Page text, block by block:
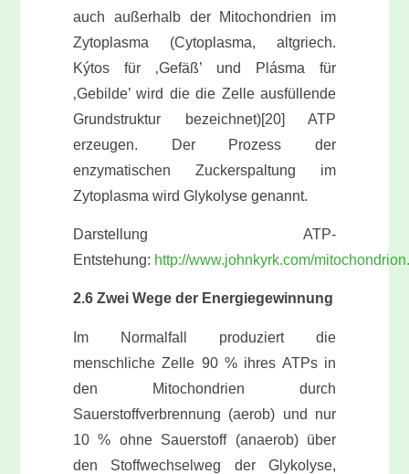
auch außerhalb der Mitochondrien im
Zytoplasma (Cytoplasma, altgriech.
Kýtos für ‚Gefäß’ und Plásma für
‚Gebilde’ wird die die Zelle ausfüllende
Grundstruktur bezeichnet)[20] ATP
erzeugen. Der Prozess der
enzymatischen Zuckerspaltung im
Zytoplasma wird Glykolyse genannt.
Darstellung ATP-
Entstehung: http://www.johnkyrk.com/
2.6 Zwei Wege der Energiegewinnung
Im Normalfall produziert die
menschliche Zelle 90 % ihres ATPs in
den Mitochondrien durch
Sauerstoffverbrennung (aerob) und nur
10 % ohne Sauerstoff (anaerob) über
den Stoffwechselweg der Glykolyse,